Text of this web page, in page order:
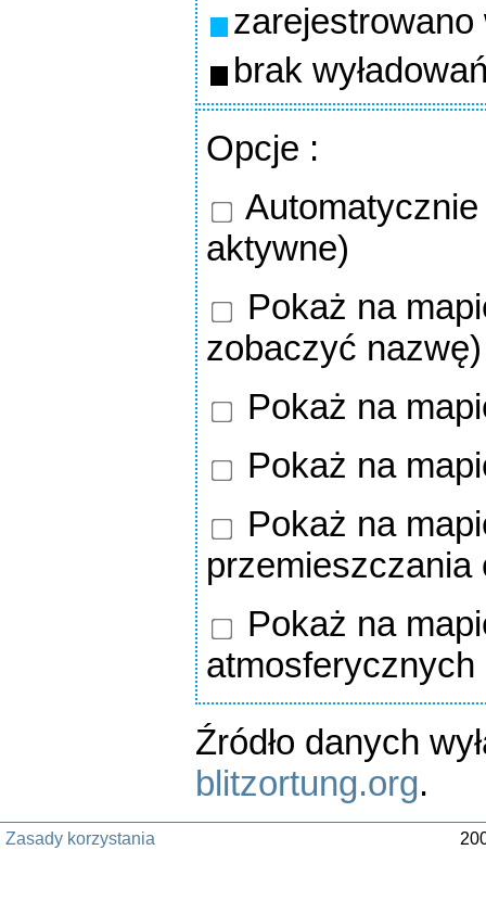
zarejestrowano
brak
Opcje :
aktywne)
Pokaż na
zobaczyć nazwę)
Pokaż na
Pokaż na
Pokaż na
Pokaż na
atmosferycznych
Źródło danych
blitzortung.org.
Zasady korzystania